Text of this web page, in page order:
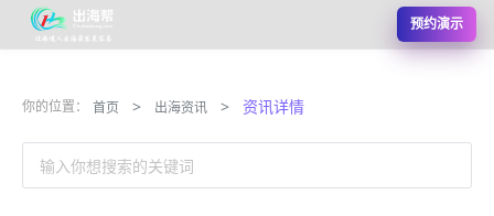
预约演示
你的位置： 首页 > 出海资讯 > 资讯详情
输入你想搜索的关键词